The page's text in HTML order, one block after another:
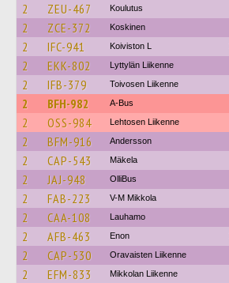
2 ZEU-467 Koulutus
2 ZCE-372 Koskinen
2 IFC-941 Koiviston L
2 EKK-802 Lyttylän Liikenne
2 IFB-379 Toivosen Liikenne
2 BFH-982 A-Bus
2 OSS-984 Lehtosen Liikenne
2 BFM-916 Andersson
2 CAP-543 Mäkela
2 JAJ-948 OlliBus
2 FAB-223 V-M Mikkola
2 CAA-108 Lauhamo
2 AFB-463 Enon
2 CAP-530 Oravaisten Liikenne
2 EFM-833 Mikkolan Liikenne